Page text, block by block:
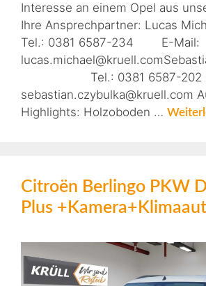
Interesse an einem Opel aus
Ihre Ansprechpartner:
Tel.: 0381 6587-234 E-Mail:
Tel.: 0381 6587-202
sebastian.czybulka@kruell.com
Highlights: Holzoboden …
Citroën Berlingo PKW
Plus